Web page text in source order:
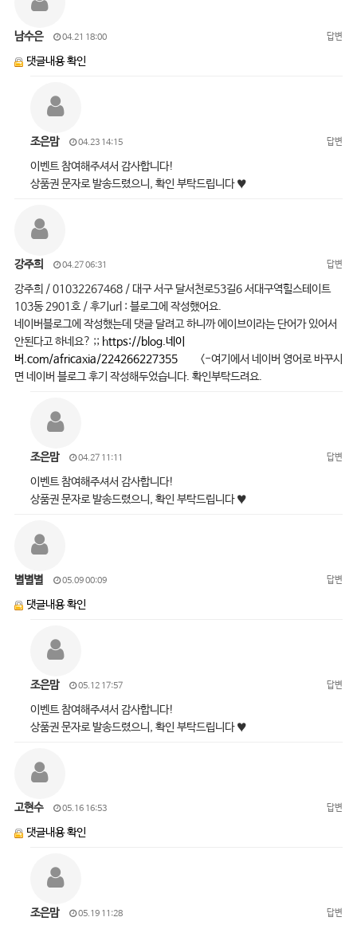
남수은 04.21 18:00 답변
댓글내용 확인
조은맘 04.23 14:15 답변
이벤트 참여해주셔서 감사합니다!
상품권 문자로 발송드렸으니, 확인 부탁드립니다 ♥
강주희 04.27 06:31 답변
강주희 / 01032267468 / 대구 서구 달서천로53길6 서대구역힐스테이트
103동 2901호 / 후기url : 블로그에 작성했어요.
네이버블로그에 작성했는데 댓글 달려고 하니까 에이브이라는 단어가 있어서
안된다고 하네요? ;; https://blog.네이
버.com/africaxia/224266227355<-여기에서 네이버 영어로 바꾸시
면 네이버 블로그 후기 작성해두었습니다. 확인부탁드려요.
조은맘 04.27 11:11 답변
이벤트 참여해주셔서 감사합니다!
상품권 문자로 발송드렸으니, 확인 부탁드립니다 ♥
별별별 05.09 00:09 답변
댓글내용 확인
조은맘 05.12 17:57 답변
이벤트 참여해주셔서 감사합니다!
상품권 문자로 발송드렸으니, 확인 부탁드립니다 ♥
고현수 05.16 16:53 답변
댓글내용 확인
조은맘 05.19 11:28 답변